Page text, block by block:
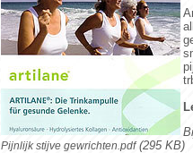
Pijnlijk stijve gewrichten.pdf(295